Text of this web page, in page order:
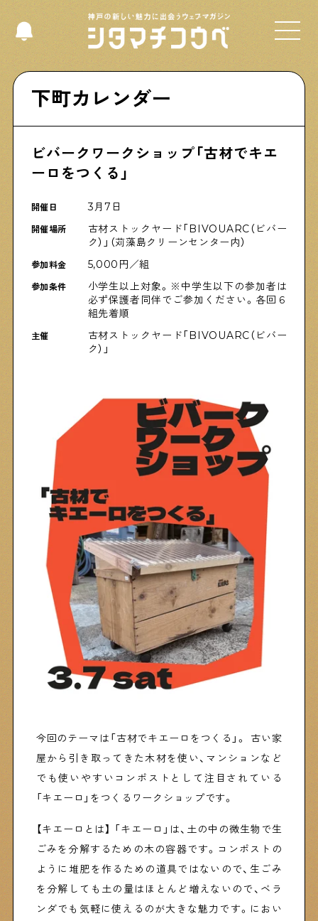
Select Language ▼
Shitamachi NUDIE
下町の人たちのインタビュー記事です
今夜、下町で
下町の飲み歩き日記です
下町くらし不動産
下町に暮らす人たちに日記を書いてもらいました
下町の店≒家
下町ならではの家みたいな店を紹介する記事です
ぶらり、下町
下町の特集記事です
下町コラム
下町の「あの人」が書く連載記事です
Shitamachi Chemistry
シタマチコウベについて
下町マップ
下町START UP
Stay Home
下町寫眞
下町カレンダー
ビバークワークショップ「古材でキエ
ーロをつくる」
開催日 3月7日
開催場所
古材ストックヤード「BIVOUARC（ビバー
ク）」（苅藻島クリーンセンター内）
参加料金 5,000円／組
参加条件
小学生以上対象。※中学生以下の参加者は
必ず保護者同伴でご参加ください。各回６
組先着順
主催
古材ストックヤード「BIVOUARC（ビバー
ク）」
今回のテーマは「古材でキエーロをつくる」。 古い家
屋から引き取ってきた木材を使い、マンションなど
でも使いやすいコンポストとして注目されている
「キエーロ」をつくるワークショップです。
【キエーロとは】 「キエーロ」は、土の中の微生物で生
ごみを分解するための木の容器です。コンポストの
ように堆肥を作るための道具ではないので、生ごみ
を分解しても土の量はほとんど増えないので、ベラ
ンダでも気軽に使えるのが大きな魅力です。におい